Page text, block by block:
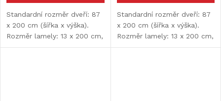
Standardní rozměr dveří: 87
x 200 cm (šířka x výška).
Rozměr lamely: 13 x 200 cm,
tloušťka lamely: 9 mm.
Standardní rozměr dveří: 87
x 200 cm (šířka x výška).
Rozměr lamely: 13 x 200 cm,
tloušťka lamely: 9 mm.